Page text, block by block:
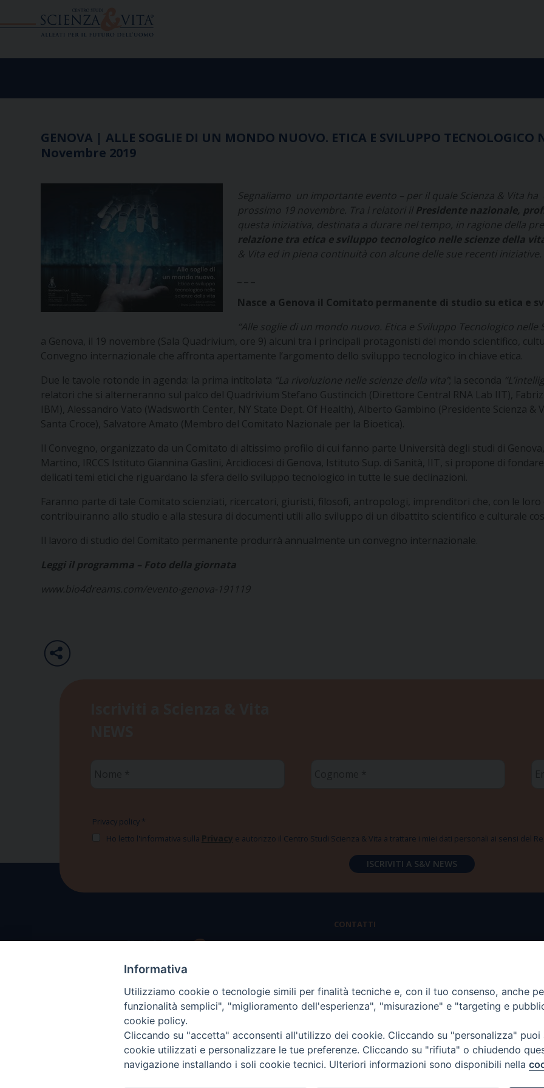
GENOVA | ALLE SOGLIE DI UN MONDO NUOVO. ETICA E SVILUPPO TECNOLOGICO
Novembre 2019
Segnaliamo un importante evento – per il quale Scienza & Vita
prossimo 19 novembre. Tra i relatori il Presidente nazionale,
questa iniziativa, destinata a durare nel tempo, in ragione della
relazione tra etica e sviluppo tecnologico nelle scienze della
& Vita ed in piena continuità con alcune delle sue recenti iniziative.
Nasce a Genova il Comitato permanente di studio su etica e
“Alle soglie di un mondo nuovo. Etica e Sviluppo Tecnologico nelle
a Genova, il 19 novembre (Sala Quadrivium, ore 9) alcuni tra i principali protagonisti del mondo scientifico,
Convegno internazionale che affronta apertamente l’argomento dello sviluppo tecnologico in chiave etica.
Due le tavole rotonde in agenda: la prima intitolata “La rivoluzione nelle scienze della vita”; la seconda
relatori che si alterneranno sul palco del Quadrivium Stefano Gustincich (Direttore Central RNA Lab IIT),
IBM), Alessandro Vato (Wadsworth Center, NY State Dept. Of Health), Alberto Gambino (Presidente Scienza &
Santa Croce), Salvatore Amato (Membro del Comitato Nazionale per la Bioetica).
Il Convegno, organizzato da un Comitato di altissimo profilo di cui fanno parte Università degli studi di Genova,
Martino, IRCCS Istituto Giannina Gaslini, Arcidiocesi di Genova, Istituto Sup. di Sanità, IIT, si propone di
delicati temi etici che riguardano la sfera dello sviluppo tecnologico in tutte le sue declinazioni.
Faranno parte di tale Comitato scienziati, ricercatori, giuristi, filosofi, antropologi, imprenditori che, con le
contribuiranno allo studio e alla stesura di documenti utili allo sviluppo di un dibattito scientifico e culturale
Il lavoro di studio del Comitato permanente produrrà annualmente un convegno internazionale.
Leggi il programma – Foto della giornata
www.bio4dreams.com/evento-genova-191119
Privacy policy *
Ho letto l'informativa sulla Privacy e autorizzo il Centro Studi Scienza & Vita a trattare i miei dati personali ai sensi del
CONTATTI
segreteria@scienzaevita.org
Informativa
Utilizziamo cookie o tecnologie simili per finalità tecniche e, con il tuo consenso, anche
funzionalità semplici", "miglioramento dell'esperienza", "misurazione" e "targeting e
cookie policy.
Cliccando su "accetta" acconsenti all'utilizzo dei cookie. Cliccando su "personalizza"
cookie utilizzati e personalizzare le tue preferenze. Cliccando su "rifiuta" o chiudendo
navigazione installando i soli cookie tecnici. Ulteriori informazioni sono disponibili nella